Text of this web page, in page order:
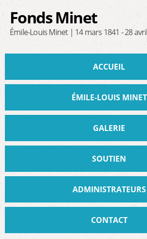
contenu
principal
Fonds Minet
Émile-Louis Minet | 14 mars 1841 - 28
ACCUEIL
ÉMILE-LOUIS MINET
GALERIE
SOUTIEN
ADMINISTRATEURS
CONTACT